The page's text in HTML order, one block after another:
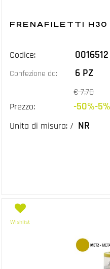
FRENAFILETTI H30
Codice: 0016512
Confezione da: 6 PZ
Prezzo:
€ 7,70
-50%-5%
Unita di misura: / NR
Wishlist